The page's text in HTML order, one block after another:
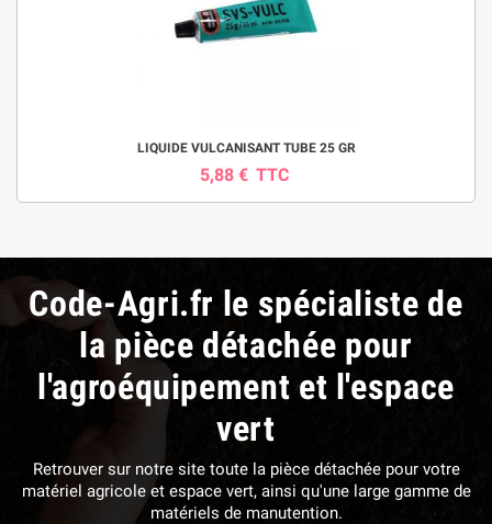
LIQUIDE VULCANISANT TUBE 25 GR
5,88 € TTC
Code-Agri.fr le spécialiste de
la pièce détachée pour
l'agroéquipement et l'espace
vert
Retrouver sur notre site toute la pièce détachée pour votre
matériel agricole et espace vert, ainsi qu'une large gamme de
matériels de manutention.